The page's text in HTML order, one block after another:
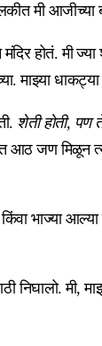
मी आजीच्या
होतं. मी
माझ्या
शेती होती, पण
जण मिळून
भाज्या आल्या
मी,